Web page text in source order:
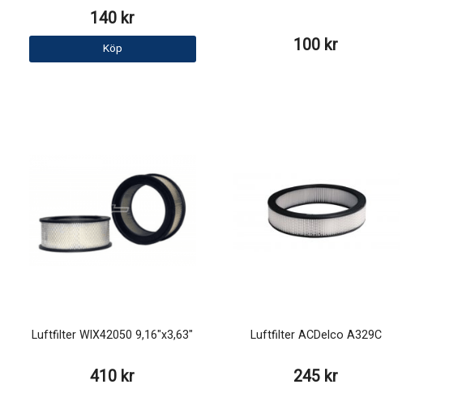
140 kr
Köp 100 kr
Luftfilter WIX42050 9,16"x3,63"
410 kr
Luftfilter ACDelco A329C
245 kr